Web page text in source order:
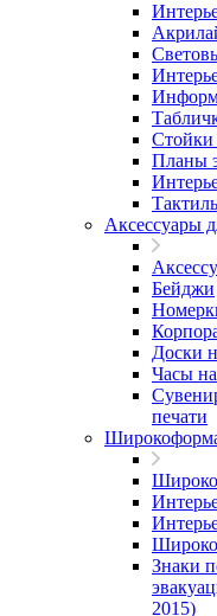
Стойки
Планы
Аксессуары
Бейджи
Доски
Часы
печати
Знаки
2015)